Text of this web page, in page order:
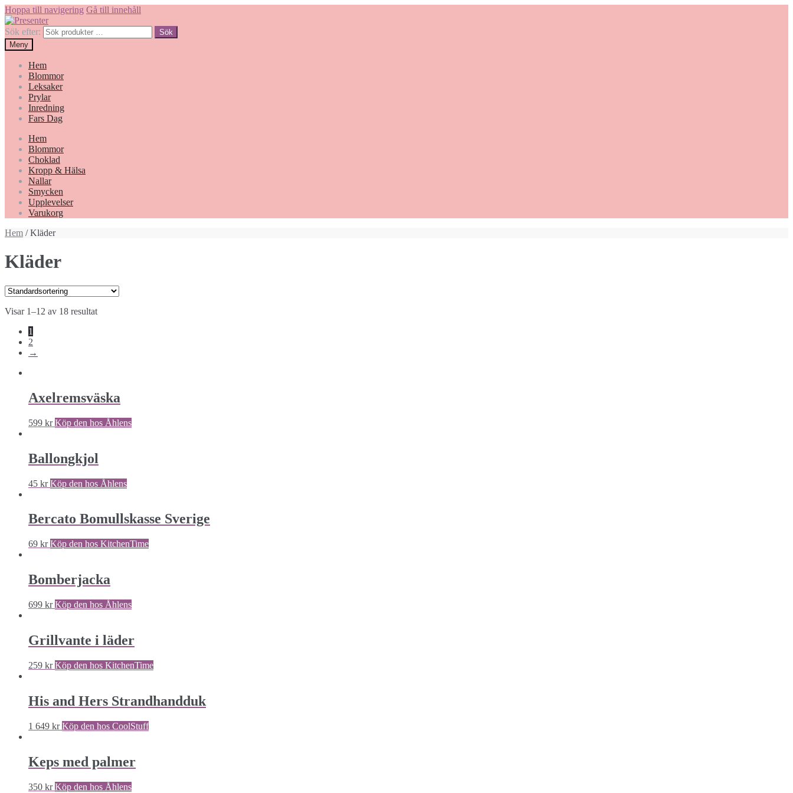
Hoppa till navigering Gå till innehåll
Sök efter:
Sök
Meny
Hem
Blommor
Leksaker
Prylar
Inredning
Fars Dag
Hem
Blommor
Choklad
Kropp & Hälsa
Nallar
Smycken
Upplevelser
Varukorg
Hem / Kläder
Kläder
Visar 1–12 av 18 resultat
1
2
→
Axelremsväska
599 kr Köp den hos Åhlens
Ballongkjol
45 kr Köp den hos Åhlens
Bercato Bomullskasse Sverige
69 kr Köp den hos KitchenTime
Bomberjacka
699 kr Köp den hos Åhlens
Grillvante i läder
259 kr Köp den hos KitchenTime
His and Hers Strandhandduk
1 649 kr Köp den hos CoolStuff
Keps med palmer
350 kr Köp den hos Åhlens